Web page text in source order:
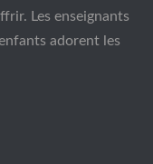
Les enseignants
adorent les